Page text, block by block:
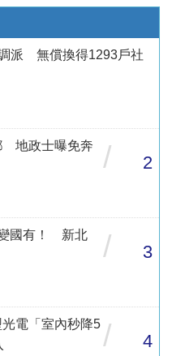
派 無償換得1293戶社
地政士曝免奔
/ 2
國有！ 新北
/ 3
電「室內秒降5 / 4